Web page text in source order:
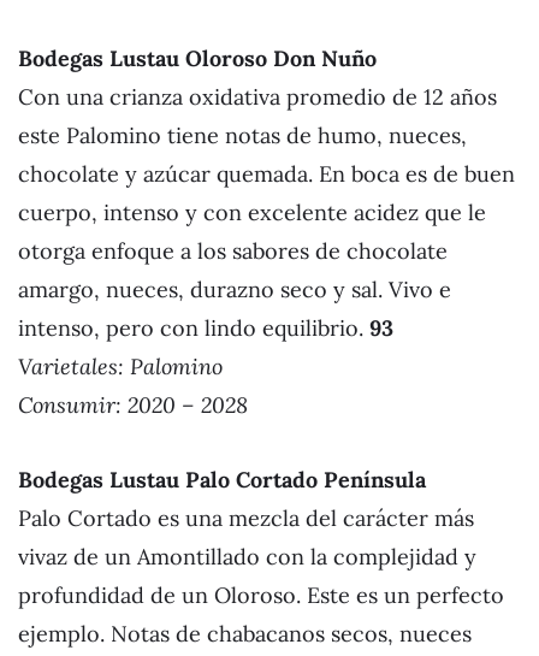
Bodegas Lustau Oloroso Don Nuño
Con una crianza oxidativa promedio de 12 años
este Palomino tiene notas de humo, nueces,
chocolate y azúcar quemada. En boca es de buen
cuerpo, intenso y con excelente acidez que le
otorga enfoque a los sabores de chocolate
amargo, nueces, durazno seco y sal. Vivo e
intenso, pero con lindo equilibrio. 93
Varietales: Palomino
Consumir: 2020 – 2028
Bodegas Lustau Palo Cortado Península
Palo Cortado es una mezcla del carácter más
vivaz de un Amontillado con la complejidad y
profundidad de un Oloroso. Este es un perfecto
ejemplo. Notas de chabacanos secos, nueces